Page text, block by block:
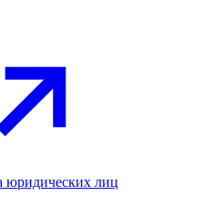
юридических лиц